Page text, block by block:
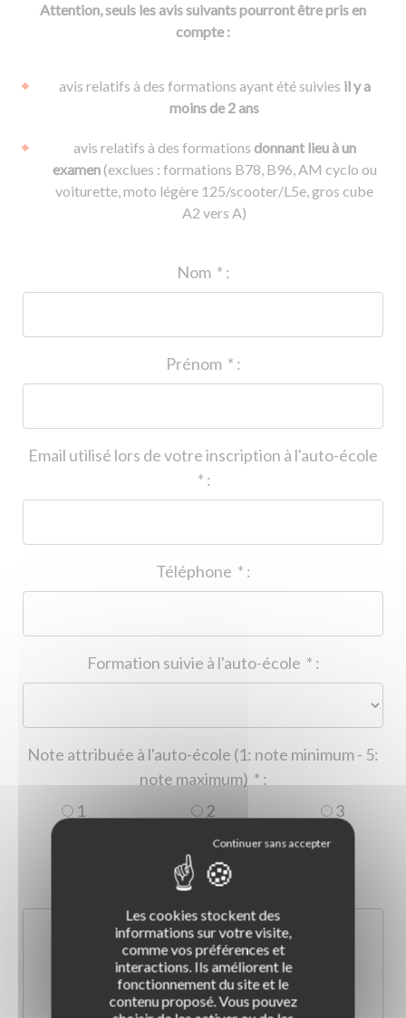
Attention, seuls les avis suivants pourront être pris en
compte :
avis relatifs à des formations ayant été suivies il y a
moins de 2 ans
avis relatifs à des formations donnant lieu à un
examen(exclues : formations B78, B96, AM cyclo ou
voiturette, moto légère 125/scooter/L5e, gros cube
A2 vers A)
* :
* :
Email utilisé lors de votre inscription à l'auto-école
* :
* :
* :
Note attribuée à l'auto-école (1: note minimum - 5:
* :
1
2
3
5
Les cookies stockent des
informations sur votre visite,
comme vos préférences et
interactions. Ils améliorent le
fonctionnement du site et le
contenu proposé. Vous pouvez